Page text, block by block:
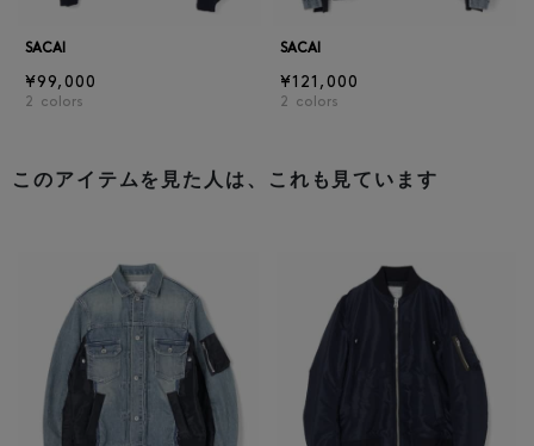
SACAI
¥99,000
2 colors
SACAI
¥121,000
2 colors
このアイテムを見た人は、これも見ています